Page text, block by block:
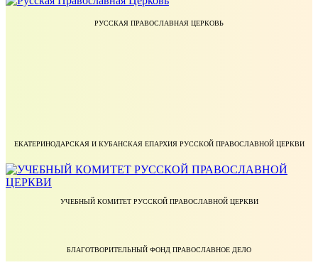
РУССКАЯ ПРАВОСЛАВНАЯ ЦЕРКОВЬ
ЕКАТЕРИНОДАРСКАЯ И КУБАНСКАЯ ЕПАРХИЯ РУССКОЙ ПРАВОСЛАВНОЙ ЦЕРКВИ
УЧЕБНЫЙ КОМИТЕТ РУССКОЙ ПРАВОСЛАВНОЙ ЦЕРКВИ
БЛАГОТВОРИТЕЛЬНЫЙ ФОНД ПРАВОСЛАВНОЕ ДЕЛО